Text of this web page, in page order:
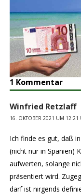
1 Kommentar
Winfried Retzlaff
16. OKTOBER 2021 UM 12:21
Ich finde es gut, daß
(nicht nur in Spanien)
aufwerten, solange
präsentiert wird.
darf ist nirgends